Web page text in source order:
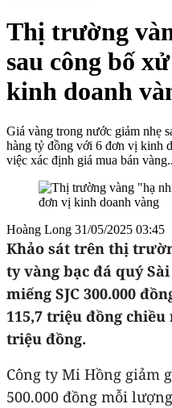
Thị trường
sau công bố
kinh doanh
Giá vàng trong nước giảm nhẹ
hàng tỷ đồng với 6 đơn vị kinh
việc xác định giá mua bán
Hoàng Long 31/05/2025 03:45
Khảo sát trên thị
ty vàng bạc đá quý
miếng SJC 300.000
115,7 triệu đồng chiều
triệu đồng.
Công ty Mi Hồng giảm
500.000 đồng mỗi